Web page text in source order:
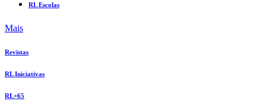
RL Escolas
Mais
Revistas
RL Iniciativas
RL+65